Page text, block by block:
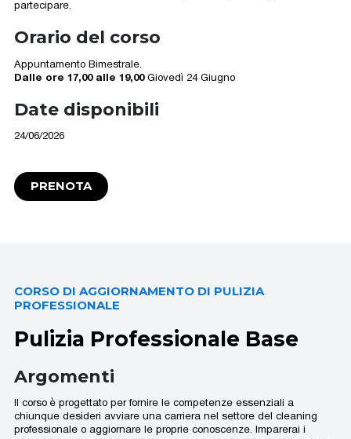
partecipare.
Orario del corso
Appuntamento Bimestrale.
Dalle ore 17,00 alle 19,00 Giovedì 24 Giugno
Date disponibili
24/06/2026
PRENOTA
CORSO DI AGGIORNAMENTO DI PULIZIA
PROFESSIONALE
Pulizia Professionale Base
Argomenti
Il corso è progettato per fornire le competenze essenziali a
chiunque desideri avviare una carriera nel settore del cleaning
professionale o aggiornare le proprie conoscenze. Imparerai i